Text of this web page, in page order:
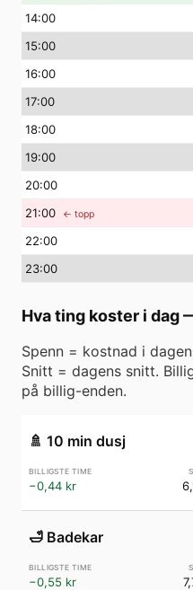
14:00
15:00
16:00
17:00
18:00
19:00
20:00
21:00 ← topp
22:00
23:00
Hva ting koster i dag
Spenn = kostnad i
Snitt = dagens snitt.
på billig-enden.
🚿 10 min dusj
−0,44 kr
🛁 Badekar
−0,55 kr